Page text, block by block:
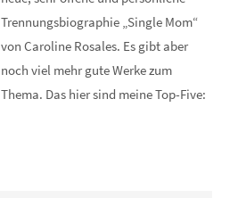
Trennungsbiographie „Single Mom“
von Caroline Rosales. Es gibt aber
noch viel mehr gute Werke zum
Thema. Das hier sind meine Top-Five: